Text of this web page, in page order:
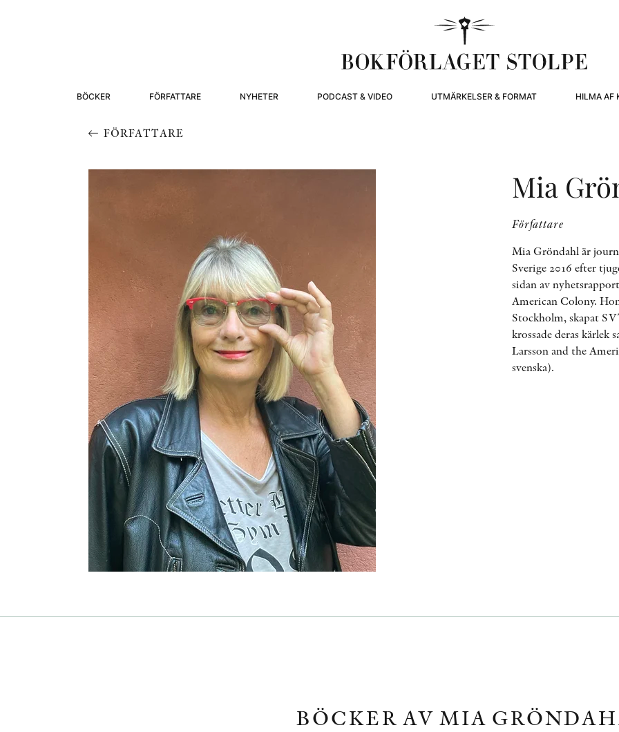
BÖCKER FÖRFATTARE NYHETER PODCAST & VIDEO UTMÄRKELSER & FORMAT HILMA AF
FÖRFATTARE
Mia
Författare
Mia Gröndahl är
Sverige 2016 efter
sidan av
American Colony.
Stockholm, skapat
krossade deras kärlek
Larsson and the
svenska).
BÖCKER AV MIA